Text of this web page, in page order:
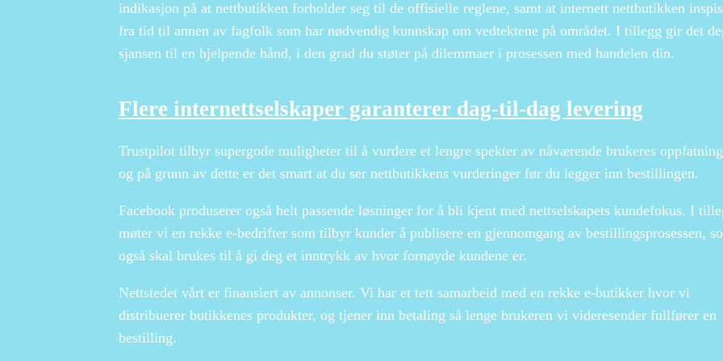
indikasjon på at nettbutikken forholder seg til de offisielle reglene, samt at internett nettbutikken
fra tid til annen av fagfolk som har nødvendig kunnskap om vedtektene på området. I tillegg gir det
sjansen til en hjelpende hånd, i den grad du støter på dilemmaer i prosessen med handelen din.
Flere internettselskaper garanterer dag-til-dag levering
Trustpilot tilbyr supergode muligheter til å vurdere et lengre spekter av nåværende brukeres
og på grunn av dette er det smart at du ser nettbutikkens vurderinger før du legger inn bestillingen.
Facebook produserer også helt passende løsninger for å bli kjent med nettselskapets kundefokus. I
møter vi en rekke e-bedrifter som tilbyr kunder å publisere en gjennomgang av bestillingsprosessen,
også skal brukes til å gi deg et inntrykk av hvor fornøyde kundene er.
Nettstedet vårt er finansiert av annonser. Vi har et tett samarbeid med en rekke e-butikker hvor vi
distribuerer butikkenes produkter, og tjener inn betaling så lenge brukeren vi videresender fullfører en
bestilling.